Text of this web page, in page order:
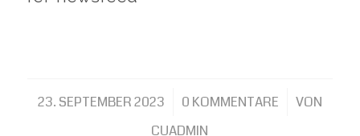
23. SEPTEMBER 2023
/ 0 KOMMENTARE
/
VON
CUADMIN